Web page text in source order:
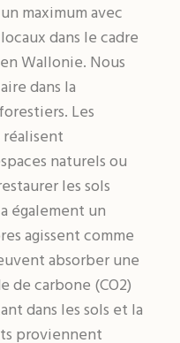
maximum avec
dans le cadre
Wallonie. Nous
dans la
Les
naturels ou
les sols
également un
agissent comme
absorber une
de carbone (CO2)
dans les sols et la
proviennent